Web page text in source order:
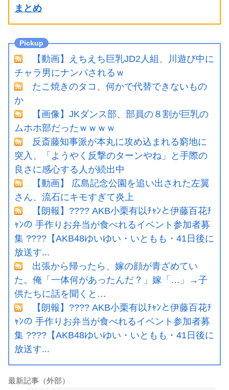
まとめ
【動画】えちえち巨乳JD2人組、川遊び中に
チャラ男にナンパされるｗ
たこ焼きのタコ、何かで代替できないもの
か
【画像】JKダンス部、部員の８割が巨乳の
ムホホ部だったｗｗｗｗ
反斎藤知事派が本丸に攻め込まれる窮地に
突入、「ようやく反撃のターンやね」と手際の
良さに感心する人が続出中
【動画】 広島記念公園を追い出された左翼
さん、流石にキモすぎて炎上
【朗報】???? AKB小栗有以ﾁｬﾝと伊藤百花ﾁ
ｬﾝの 手作りお弁当が食べれるイベント参加者募
集 ????【AKB48ゆいゆい・いともも・41日後に
放送す...
出張から帰ったら、嫁の顔が青ざめてい
た。俺「一体何があったんだ？」嫁「…」→子
供たちに話を聞くと…
【朗報】???? AKB小栗有以ﾁｬﾝと伊藤百花ﾁ
ｬﾝの 手作りお弁当が食べれるイベント参加者募
集 ????【AKB48ゆいゆい・いともも・41日後に
放送す...
最新記事（外部）